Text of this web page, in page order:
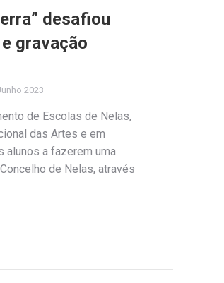
desafiou
gravação
2023
de Escolas de Nelas,
das Artes e em
alunos a fazerem uma
de Nelas, através